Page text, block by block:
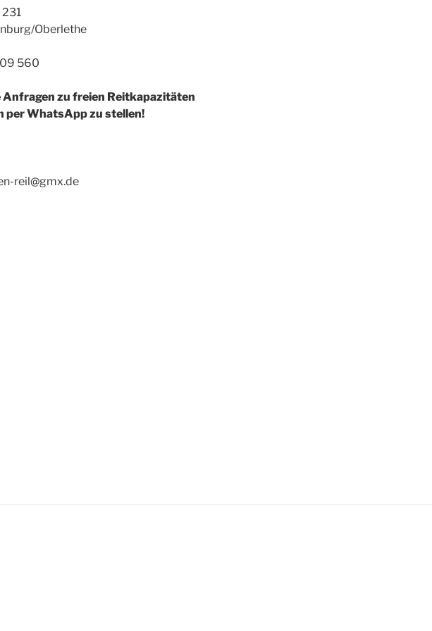
Oberlethe
560
zu freien Reitkapazitäten
per WhatsApp zu stellen!
reil@gmx.de